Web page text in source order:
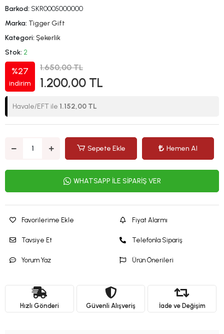
Barkod: SKR0005000000
Marka: Tigger Gift
Kategori: Şekerlik
Stok: 2
%27
indirim
1.650,00 TL
1.200,00 TL
Havale/EFT ile 1.152,00 TL
Sepete Ekle Hemen Al
WHATSAPP İLE SİPARİŞ VER
Favorilerime Ekle
Tavsiye Et
Yorum Yaz
Fiyat Alarmı
Telefonla Sipariş
Ürün Önerileri
Hızlı Gönderi Güvenli Alışveriş İade ve Değişim